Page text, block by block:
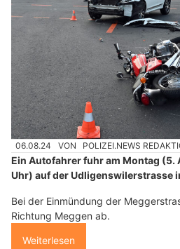
06.08.24 VON POLIZEI.NEWS
Ein Autofahrer fuhr am Montag (5.
Uhr) auf der Udligenswilerstrasse
Bei der Einmündung der
Richtung Meggen ab.
Weiterlesen